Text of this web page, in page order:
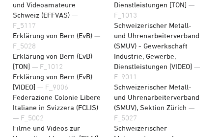
und Videoamateure
Schweiz (EFFVAS) —
F_5117
Erklärung von Bern (EvB) —
F_5028
Erklärung von Bern (EvB)
[TON] — F_1012
Erklärung von Bern (EvB)
[VIDEO] — F_9006
Federazione Colonie Libere
Italiane in Svizzera (FCLIS)
— F_5002
Filme und Videos zur
Dienstleistungen [TON] —
F_1013
Schweizerischer Metall-
und Uhrenarbeiterverband
(SMUV) - Gewerkschaft
Industrie, Gewerbe,
Dienstleistungen [VIDEO] —
F_9011
Schweizerischer Metall-
und Uhrenarbeiterverband
(SMUV), Sektion Zürich —
F_5027
Schweizerischer